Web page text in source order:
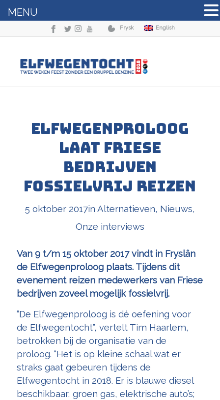
Frysk English
Elfwegenproloog
laat Friese
bedrijven
fossielvrij reizen
5 oktober 2017in Alternatieven, Nieuws,
Onze interviews
Van 9 t/m 15 oktober 2017 vindt in Fryslân
de Elfwegenproloog plaats. Tijdens dit
evenement reizen medewerkers van Friese
bedrijven zoveel mogelijk fossielvrij.
“De Elfwegenproloog is dé oefening voor
de Elfwegentocht”, vertelt Tim Haarlem,
betrokken bij de organisatie van de
proloog. “Het is op kleine schaal wat er
straks gaat gebeuren tijdens de
Elfwegentocht in 2018. Er is blauwe diesel
beschikbaar, groen gas, elektrische auto’s;
MENU